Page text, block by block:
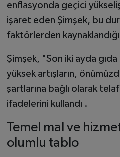
enflasyonda geçici
işaret eden Şimşek, bu
faktörlerden
Şimşek, "Son iki ayda
yüksek artışların,
şartlarına bağlı olarak
ifadelerini kullandı .
Temel mal ve
olumlu tablo